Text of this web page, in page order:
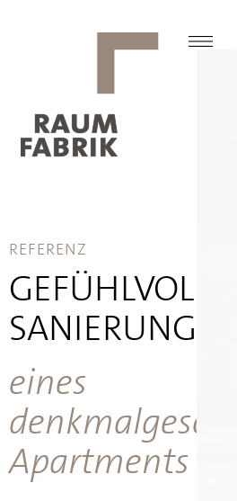
REFERENZ
GEFÜHLVOLLE
SANIERUNG
eines
Apartments